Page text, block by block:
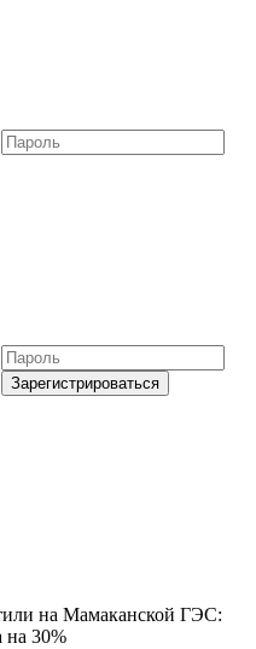
на Мамаканской ГЭС:
на 30%